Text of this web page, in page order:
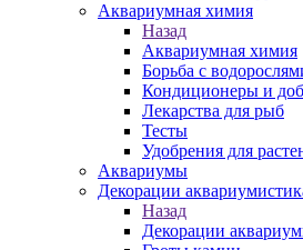
Аквариумная химия
Назад
Аквариумная химия
Борьба с
Кондиционеры и
Лекарства для рыб
Тесты
Удобрения для
Аквариумы
Декорации
Назад
Декорации